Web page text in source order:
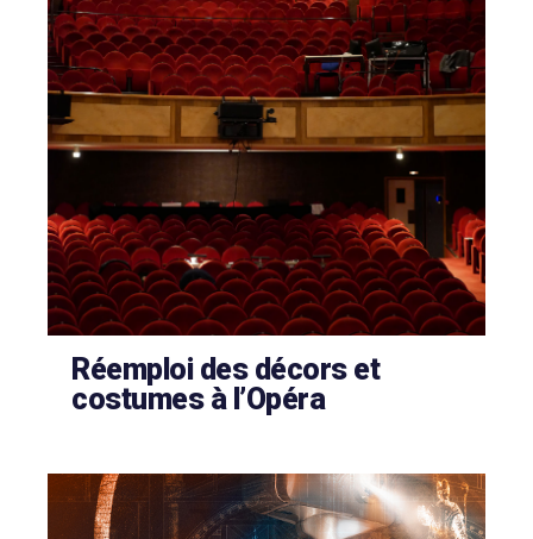
Réemploi des décors et
costumes à l’Opéra